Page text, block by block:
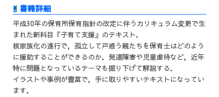
平成30年の保育所保育指針の改定に伴うカリキュラム変更で生
まれた新科目『子育て支援』のテキスト．
核家族化の進行で，孤立して戸惑う親たちを保育士はどのよう
に援助することができるのか．発達障害や児童虐待など，近年
特に問題となっているテーマも掘り下げて解説する．
イラストや事例が豊富で，手に取りやすいテキストになってい
ます．